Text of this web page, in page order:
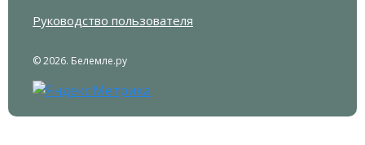
Руководство пользователя
© 2026. Белемле.ру